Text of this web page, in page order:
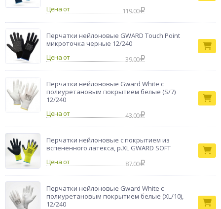
Цена от
119.00
Перчатки нейлоновые GWARD Touch Point
микроточка черные 12/240
Цена от
39.00
Перчатки нейлоновые Gward White с
полиуретановым покрытием белые (S/7)
12/240
Цена от
43.00
Перчатки нейлоновые с покрытием из
вспененного латекса, р.XL GWARD SOFT
Цена от
87.00
Перчатки нейлоновые Gward White с
полиуретановым покрытием белые (XL/10),
12/240